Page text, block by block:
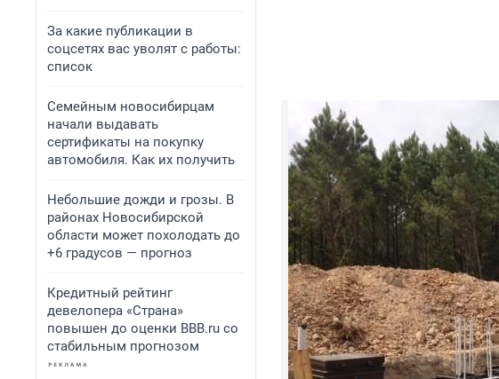
За какие публикации в
соцсетях вас уволят с работы:
список
Семейным новосибирцам
начали выдавать
сертификаты на покупку
автомобиля. Как их получить
Небольшие дожди и грозы. В
районах Новосибирской
области может похолодать до
+6 градусов — прогноз
Кредитный рейтинг
девелопера «Страна»
повышен до оценки BBB.ru со
стабильным прогнозом